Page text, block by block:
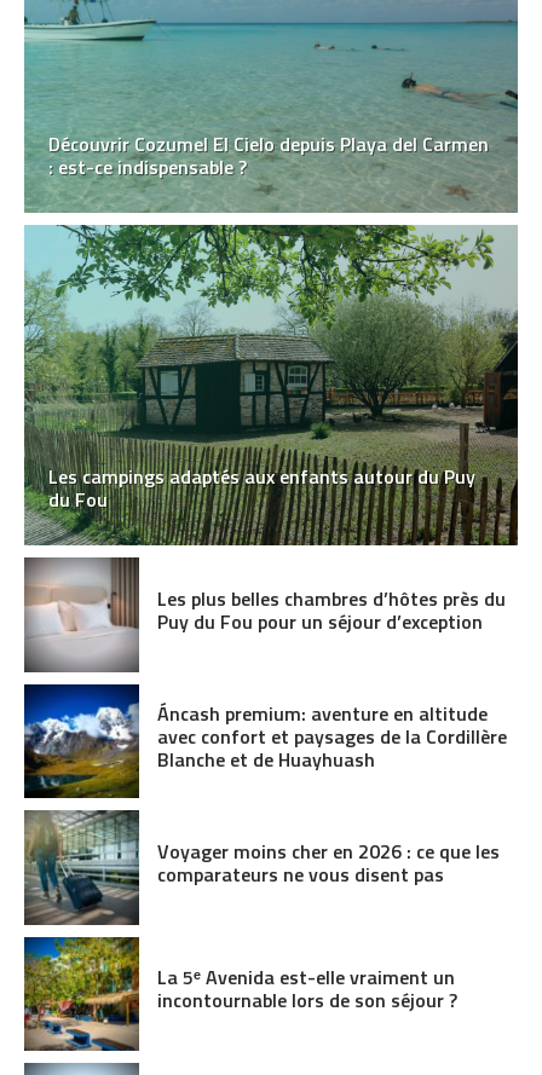
Découvrir Cozumel El Cielo depuis Playa del Carmen
: est-ce indispensable ?
Les campings adaptés aux enfants autour du Puy
du Fou
Les plus belles chambres d’hôtes près du
Puy du Fou pour un séjour d’exception
Áncash premium: aventure en altitude
avec confort et paysages de la Cordillère
Blanche et de Huayhuash
Voyager moins cher en 2026 : ce que les
comparateurs ne vous disent pas
La 5ᵉ Avenida est-elle vraiment un
incontournable lors de son séjour ?